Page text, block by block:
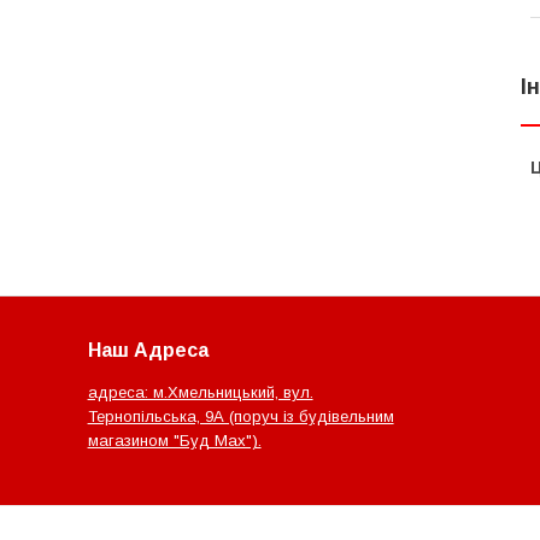
Наш Адреса
адреса: м.Хмельницький, вул.
Тернопільська, 9А (поруч із будівельним
магазином "Буд Мах").